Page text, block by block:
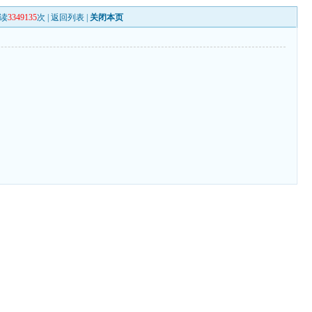
3349135次 |返回列表 关闭本页